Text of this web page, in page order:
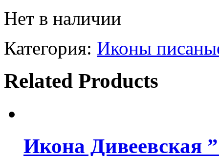
Нет в наличии
Категория: Иконы
Related Products
Икона Дивеевская